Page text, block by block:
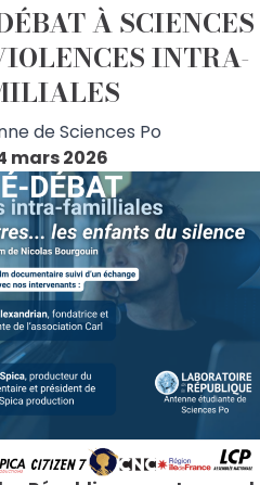
À SCIENCES
INTRA-
de Sciences Po
mars 2026